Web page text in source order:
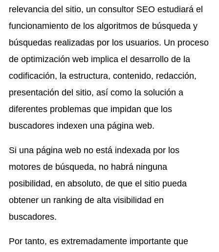
relevancia del sitio, un consultor SEO estudiará el
funcionamiento de los algoritmos de búsqueda y
búsquedas realizadas por los usuarios. Un proceso
de optimización web implica el desarrollo de la
codificación, la estructura, contenido, redacción,
presentación del sitio, así como la solución a
diferentes problemas que impidan que los
buscadores indexen una página web.
Si una página web no está indexada por los
motores de búsqueda, no habrá ninguna
posibilidad, en absoluto, de que el sitio pueda
obtener un ranking de alta visibilidad en
buscadores.
Por tanto, es extremadamente importante que